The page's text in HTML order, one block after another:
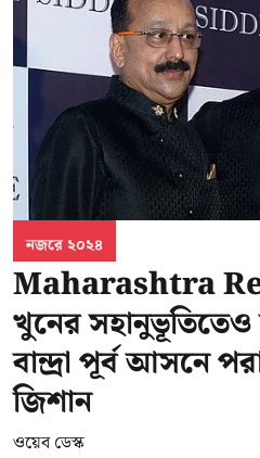
নজরে ২০২৪
Maharashtra
খুনের সহানুভূতিতেও
বান্দ্রা পূর্ব আসনে
জিশান
ওয়েব ডেস্ক